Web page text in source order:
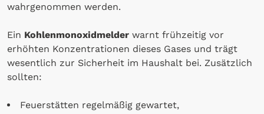
wahrgenommen werden.
Ein Kohlenmonoxidmelder warnt frühzeitig vor
erhöhten Konzentrationen dieses Gases und trägt
wesentlich zur Sicherheit im Haushalt bei. Zusätzlich
sollten:
Feuerstätten regelmäßig gewartet,